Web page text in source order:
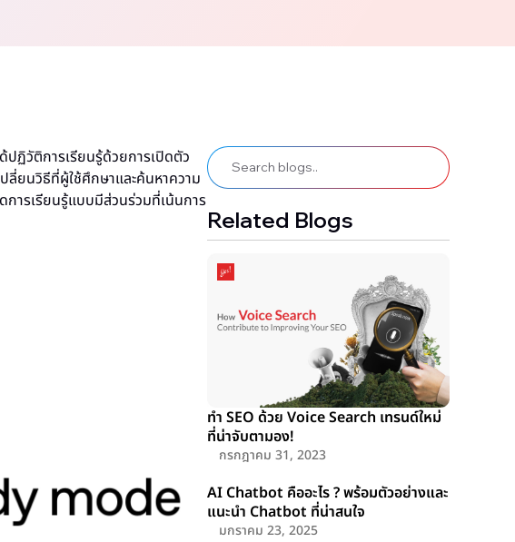
ปฏิวัติการเรียนรู้ด้วยการเปิดตัว
ลี่ยนวิธีที่ผู้ใช้ศึกษาและค้นหาความ
ารเรียนรู้แบบมีส่วนร่วมที่เน้นการ
Related Blogs
ทำ SEO ด้วย Voice Search เทรนด์ใหม่
ที่น่าจับตามอง!
กรกฎาคม 31, 2023
AI Chatbot คืออะไร ? พร้อมตัวอย่างและ
แนะนำ Chatbot ที่น่าสนใจ
มกราคม 23, 2025